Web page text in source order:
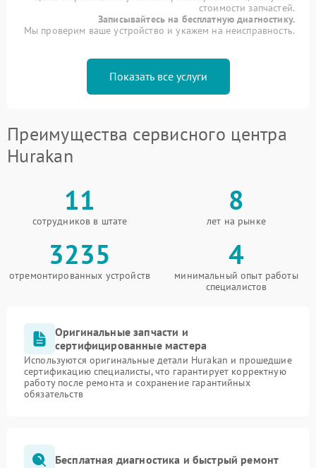
стоимости запчастей.
Записывайтесь на бесплатную диагностику.
Мы проверим ваше устройство и укажем на неисправность.
Показать все услуги
Преимущества сервисного центра
Hurakan
11
сотрудников в штате
8
лет на рынке
3235
отремонтированных устройств
4
минимальный опыт работы
специалистов
Оригинальные запчасти и
сертифицированные мастера
Используются оригинальные детали Hurakan и прошедшие
сертификацию специалисты, что гарантирует корректную
работу после ремонта и сохранение гарантийных
обязательств
Бесплатная диагностика и быстрый ремонт